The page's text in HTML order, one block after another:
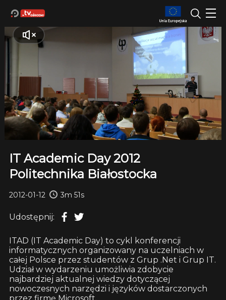
IT Academic Day 2012
Politechnika Białostocka
2012-01-12 3m 51s
Udostępnij:
ITAD (IT Academic Day) to cykl konferencji
informatycznych organizowany na uczelniach w
całej Polsce przez studentów z Grup .Net i Grup IT.
Udział w wydarzeniu umożliwia zdobycie
najbardziej aktualnej wiedzy dotyczącej
nowoczesnych narzędzi i języków dostarczonych
przez firmę Microsoft.